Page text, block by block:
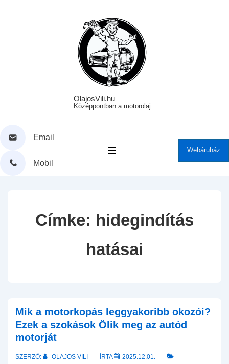
OlajosVili.hu
Középpontban a motorolaj
Email
Mobil
MENÜ Webáruház
Címke: hidegindítás
hatásai
Mik a motorkopás leggyakoribb okozói?
Ezek a szokások Ölik meg az autód
motorját
SZERZŐ: OLAJOS VILI ÍRTA
2025.12.01.